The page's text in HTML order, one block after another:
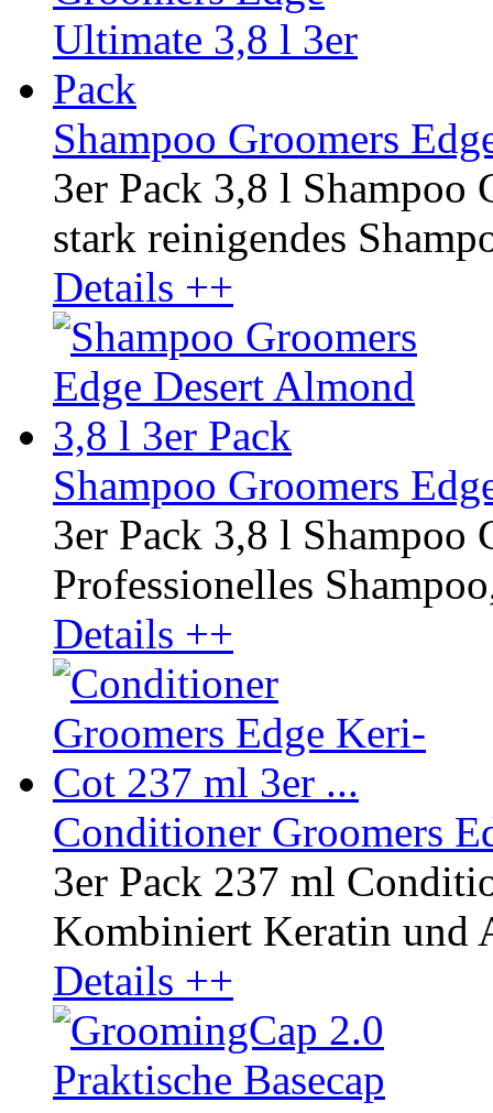
Shampoo Groomers
3er Pack 3,8 l Shampoo
stark reinigendes
Details ++
Shampoo Groomers
3er Pack 3,8 l Shampoo
Professionelles
Details ++
Conditioner Groomers
3er Pack 237 ml
Kombiniert Keratin und
Details ++